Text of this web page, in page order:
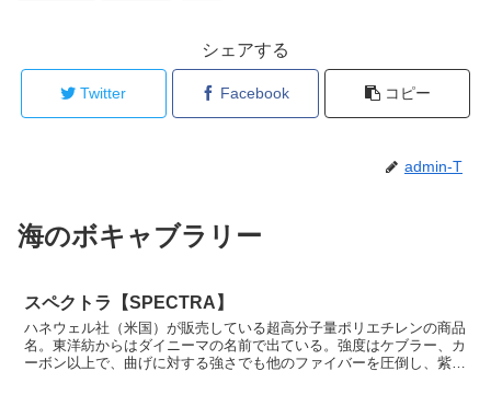
シェアする
Twitter Facebook コピー
admin-T
海のボキャブラリー
スペクトラ【SPECTRA】
ハネウェル社（米国）が販売している超高分子量ポリエチレンの商品
名。東洋紡からはダイニーマの名前で出ている。強度はケブラー、カ
ーボン以上で、曲げに対する強さでも他のファイバーを圧倒し、紫外